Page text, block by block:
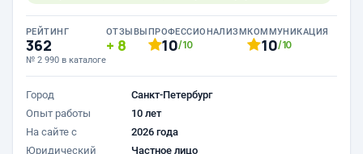
РЕЙТИНГ
362
№ 2 990 в каталоге
ОТЗЫВЫ
8
ПРОФЕССИОНАЛИЗМ
10/10
КОММУНИКАЦИЯ
10/10
Город
Санкт-Петербург
Опыт работы
10 лет
На сайте с
2026 года
Юридический
Частное лицо